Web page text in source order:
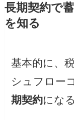
長期契約で
を知る
基本的に、
シュフロー
期契約にな